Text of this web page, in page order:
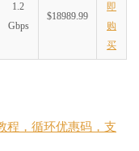
1.2
Gbps
$18989.99
即
购
买
程，循环优惠码，支